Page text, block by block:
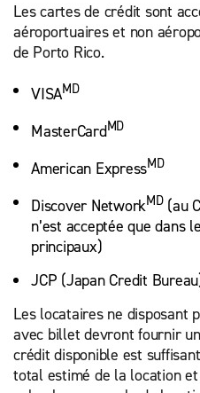
Les cartes de crédit sont
aéroportuaires et non
de Porto Rico.
VISAMD
MasterCardMD
American ExpressMD
Discover NetworkMD(au
n’est acceptée que dans
principaux)
JCP (Japan Credit
Les locataires ne disposant
avec billet devront fournir
crédit disponible est
total estimé de la location